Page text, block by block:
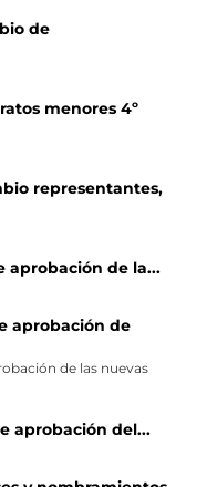
de
menores 4º
representantes,
aprobación de la...
aprobación de
de las nuevas
aprobación del...